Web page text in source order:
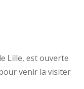
Lille, est ouverte
venir la visiter